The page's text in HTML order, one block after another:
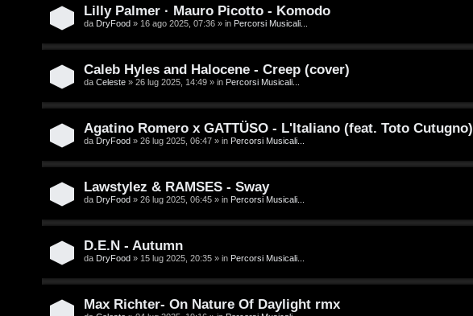
Lilly Palmer · Mauro Picotto - Komodo
da DryFood » 16 ago 2025, 07:36 » in Percorsi Musicali...
Caleb Hyles and Halocene - Creep (cover)
da Celeste » 26 lug 2025, 14:49 » in Percorsi Musicali...
Agatino Romero x GATTÜSO - L'Italiano (feat. Toto Cutugno)
da DryFood » 26 lug 2025, 06:47 » in Percorsi Musicali...
Lawstylez & RAMSES - Sway
da DryFood » 26 lug 2025, 06:45 » in Percorsi Musicali...
D.E.N - Autumn
da DryFood » 15 lug 2025, 20:35 » in Percorsi Musicali...
Max Richter- On Nature Of Daylight rmx